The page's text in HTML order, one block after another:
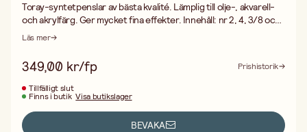
Toray-syntetpenslar av bästa kvalité. Lämplig till olje-, akvarell-
och akrylfärg. Ger mycket fina effekter. Innehåll: nr 2, 4, 3/8 och
8. Träskaft 13 cm.
Läs mer
349,00 kr/fp
Prishistorik
Tillfälligt slut
Finns i butik Visa butikslager
BEVAKA